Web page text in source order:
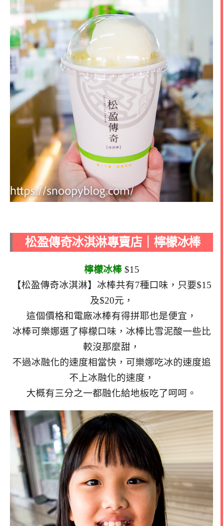
松盈傳奇冰淇淋專賣店｜檸檬冰棒
檸檬冰棒$15
【松盈傳奇冰淇淋】冰棒共有7種口味，只要$15
及$20元，
這個價格和電廠冰棒有得拼耶也是便宜，
冰棒可樂娜選了檸檬口味，冰棒比雪泥酸一些比
較沒那麼甜，
不過冰融化的速度相當快，可樂娜吃冰的速度追
不上冰融化的速度，
大概有三分之一都融化給地板吃了呵呵。